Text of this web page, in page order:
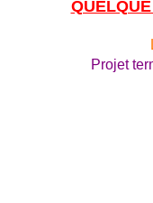
Projet